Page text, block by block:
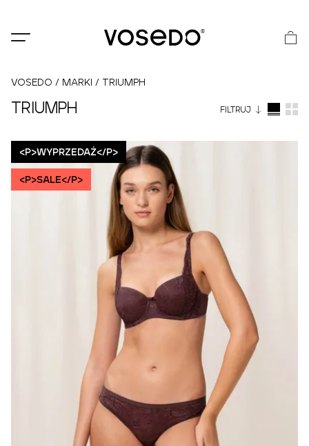
®
VOSEDO / MARKI / TRIUMPH
TRIUMPH FILTRUJ
<P>WYPRZEDAŻ</P>
<P>SALE</P>